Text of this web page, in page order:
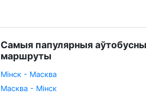
Самыя папулярныя
маршруты
Мінск - Масква
Масква - Мінск